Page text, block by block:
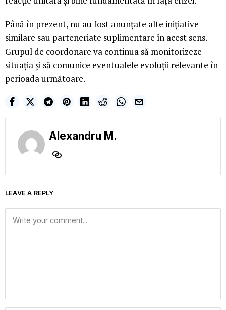
Până în prezent, nu au fost anunțate alte inițiative
similare sau parteneriate suplimentare în acest sens.
Grupul de coordonare va continua să monitorizeze
situația și să comunice eventualele evoluții relevante în
perioada următoare.
Alexandru M.
LEAVE A REPLY